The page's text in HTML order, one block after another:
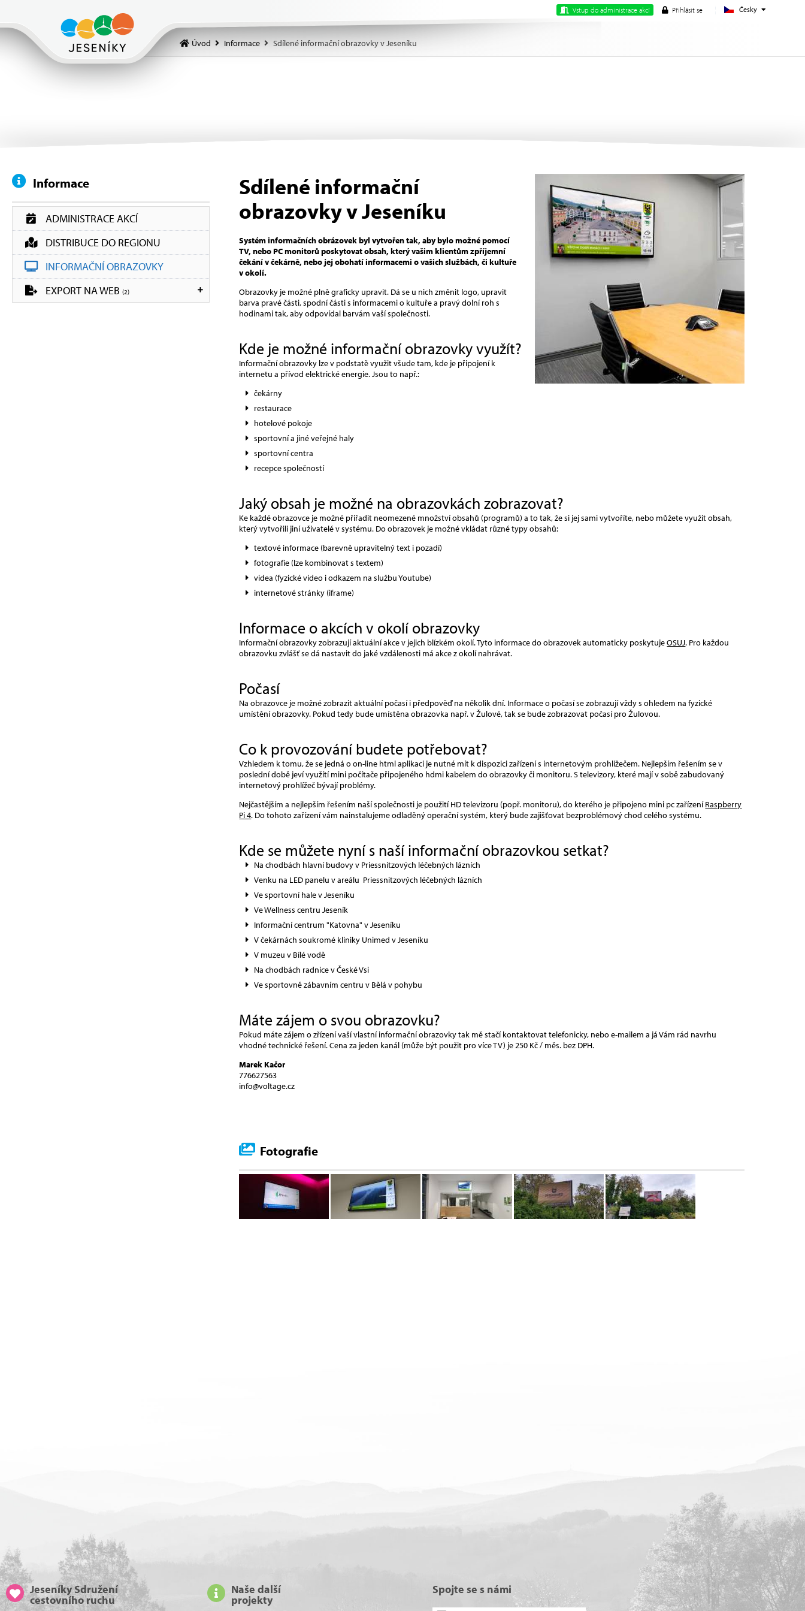
Česky
Vstup do administrace akcí Přihlásit se
Úvod Informace Sdílené informační obrazovky v Jeseníku
Informace
ADMINISTRACE AKCÍ
DISTRIBUCE DO REGIONU
INFORMAČNÍ OBRAZOVKY
EXPORT NA WEB (2)
Sdílené informační
obrazovky v Jeseníku
Systém informačních obrázovek byl vytvořen tak, aby bylo možné pomocí
TV, nebo PC monitorů poskytovat obsah, který vašim klientům zpříjemní
čekání v čekárně, nebo jej obohatí informacemi o vašich službách, či kultuře
v okolí.
Obrazovky je možné plně graficky upravit. Dá se u nich změnit logo, upravit
barva pravé části, spodní části s informacemi o kultuře a pravý dolní roh s
hodinami tak, aby odpovídal barvám vaší společnosti.
Kde je možné informační obrazovky využít?
Informační obrazovky lze v podstatě využit všude tam, kde je připojení k
internetu a přívod elektrické energie. Jsou to např.:
čekárny
restaurace
hotelové pokoje
sportovní a jiné veřejné haly
sportovní centra
recepce společností
Jaký obsah je možné na obrazovkách zobrazovat?
Ke každé obrazovce je možné přiřadit neomezené množství obsahů (programů) a to tak, že si jej sami vytvoříte, nebo můžete využit obsah,
který vytvořili jiní uživatelé v systému. Do obrazovek je možné vkládat různé typy obsahů:
textové informace (barevně upravitelný text i pozadí)
fotografie (lze kombinovat s textem)
videa (fyzické video i odkazem na službu Youtube)
internetové stránky (iframe)
Informace o akcích v okolí obrazovky
Informační obrazovky zobrazují aktuální akce v jejich blízkém okolí. Tyto informace do obrazovek automaticky poskytujeOSUJ. Pro každou
obrazovku zvlášť se dá nastavit do jaké vzdálenosti má akce z okolí nahrávat.
Počasí
Na obrazovce je možné zobrazit aktuální počasí i předpověď na několik dní. Informace o počasí se zobrazují vždy s ohledem na fyzické
umístění obrazovky. Pokud tedy bude umístěna obrazovka např. v Žulové, tak se bude zobrazovat počasí pro Žulovou.
Co k provozování budete potřebovat?
Vzhledem k tomu, že se jedná o on-line html aplikaci je nutné mít k dispozici zařízení s internetovým prohlížečem. Nejlepším řešením se v
poslední době jeví využítí mini počítače připojeného hdmi kabelem do obrazovky či monitoru. S televizory, které mají v sobě zabudovaný
internetový prohlížeč bývají problémy.
Nejčastějším a nejlepším řešením naší společnosti je použití HD televizoru (popř. monitoru), do kterého je připojeno mini pc zařízeníRaspberry
Pi 4. Do tohoto zařízení vám nainstalujeme odladěný operační systém, který bude zajišťovat bezproblémový chod celého systému.
Kde se můžete nyní s naší informační obrazovkou setkat?
Na chodbách hlavní budovy v Priessnitzových léčebných lázních
Venku na LED panelu v areálu Priessnitzových léčebných lázních
Ve sportovní hale v Jeseníku
Ve Wellness centru Jeseník
Informační centrum "Katovna" v Jeseníku
V čekárnách soukromé kliniky Unimed v Jeseníku
V muzeu v Bílé vodě
Na chodbách radnice v České Vsi
Ve sportovně zábavním centru v Bělá v pohybu
Máte zájem o svou obrazovku?
Pokud máte zájem o zřízení vaší vlastní informační obrazovky tak mě stačí kontaktovat telefonicky, nebo e-mailem a já Vám rád navrhu
vhodné technické řešení. Cena za jeden kanál (může být použit pro více TV) je 250 Kč / měs. bez DPH.
Marek Kačor
776627563
info@voltage.cz
Fotografie
Jeseníky Sdružení
cestovního ruchu
Naše další
projekty
Spojte se s námi